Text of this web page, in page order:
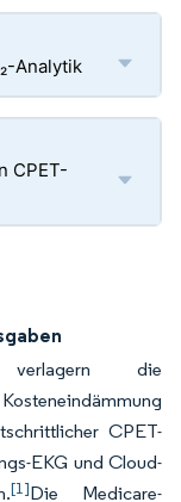
Analytik
CPET-
verlagern die
CPET-
EKG und Cloud-
[1]Die Medicare-